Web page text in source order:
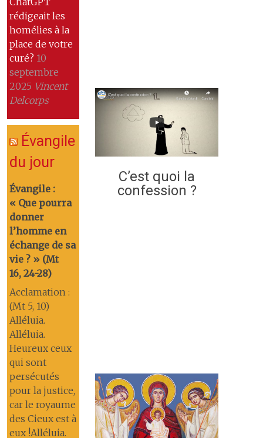
rédigeait les
homélies à la
place de votre
curé? 10
septembre
2025 Vincent
Delcorps
Évangile
du jour
Évangile :
« Que pourra
donner
l’homme en
échange de sa
vie ? » (Mt
16, 24-28)
Acclamation :
(Mt 5, 10)
Alléluia.
Alléluia.
Heureux ceux
qui sont
persécutés
pour la justice,
car le royaume
des Cieux est à
eux !Alléluia.
C’est quoi la
confession ?